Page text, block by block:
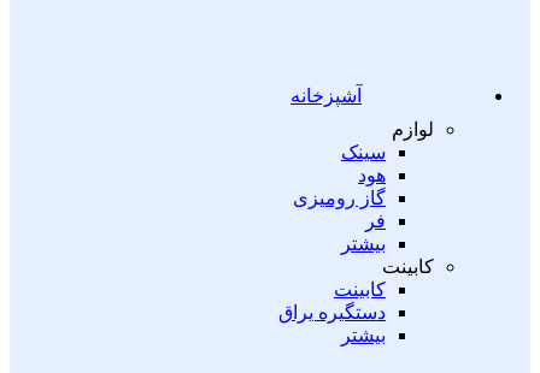
آشپزخانه
لوازم
سینک
هود
گاز رومیزی
فر
بیشتر
کابینت
کابینت
دستگیره یراق
بیشتر